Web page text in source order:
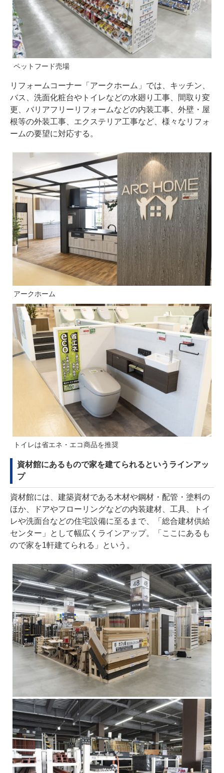
ペットフード売場
リフォームコーナー「アークホーム」では、キッチン、
バス、洗⾯化粧台やトイレなどの⽔廻り⼯事、間取り変
更、バリアフリーリフォームなどの内装⼯事、外壁・屋
根等の外装⼯事、エクステリア⼯事など、様々なリフォ
ームの要望に対応する。
アークホーム
トイレは省エネ・エコ商品を推奨
資材館にあるもので家を建てられるというラインアッ
プ
資材館には、建築資材である⽊材や鋼材・配管・塗料の
ほか、ドアやフローリングなどの内装建材、⼯具、トイ
レや洗⾯台などの住宅設備に⾄るまで、「総合建材供給
センター」として幅広くラインアップ。「ここにあるも
ので家を1軒建てられる」という。